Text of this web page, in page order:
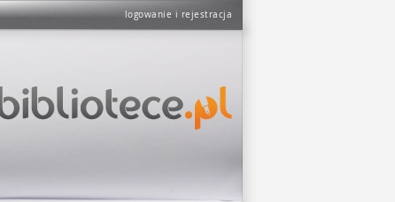
logowanie i rejestracja